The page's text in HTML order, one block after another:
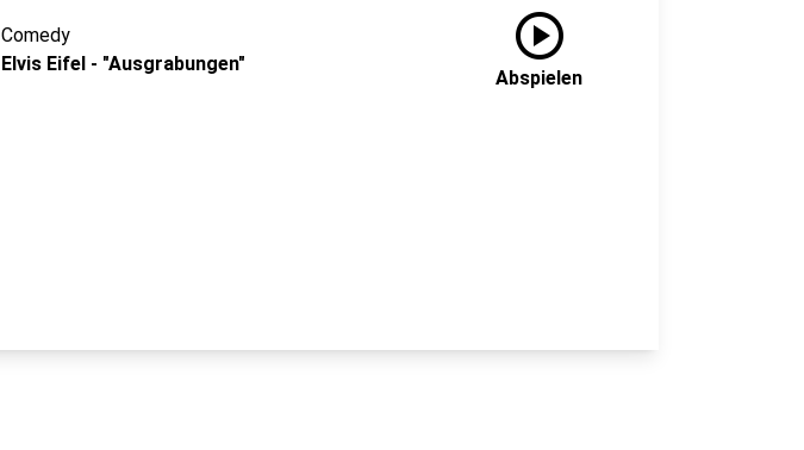
Comedy
Elvis Eifel - "Ausgrabungen"
play_circle
Abspielen